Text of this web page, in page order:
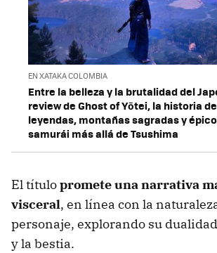
EN XATAKA COLOMBIA
Entre la belleza y la brutalidad del
review de Ghost of Yōtei, la historia
leyendas, montañas sagradas y
samurái más allá de Tsushima
El títulopromete una narrativa
visceral, en línea con la
personaje, explorando su
y la bestia.